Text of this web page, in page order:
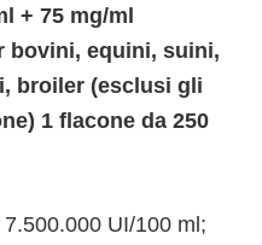
+ 75 mg/ml
bovini, equini, suini,
broiler (esclusi gli
1 flacone da 250
UI/100 ml;